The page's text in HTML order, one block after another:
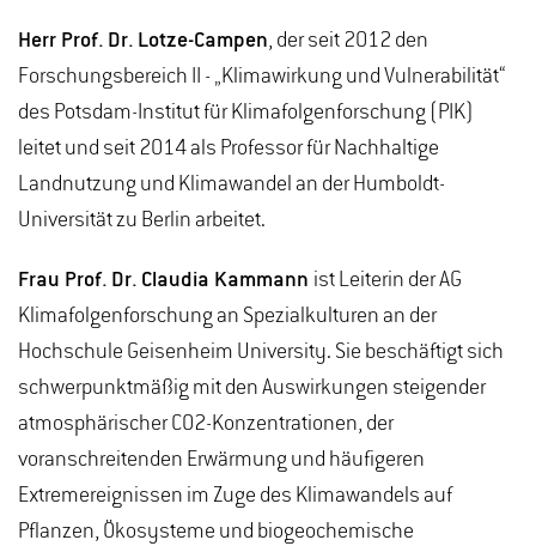
Herr Prof. Dr. Lotze-Campen, der seit 2012 den
Forschungsbereich II - „Klimawirkung und Vulnerabilität“
des Potsdam-Institut für Klimafolgenforschung (PIK)
leitet und seit 2014 als Professor für Nachhaltige
Landnutzung und Klimawandel an der Humboldt-
Universität zu Berlin arbeitet.
Frau Prof. Dr. Claudia Kammann ist Leiterin der AG
Klimafolgenforschung an Spezialkulturen an der
Hochschule Geisenheim University. Sie beschäftigt sich
schwerpunktmäßig mit den Auswirkungen steigender
atmosphärischer CO2-Konzentrationen, der
voranschreitenden Erwärmung und häufigeren
Extremereignissen im Zuge des Klimawandels auf
Pflanzen, Ökosysteme und biogeochemische